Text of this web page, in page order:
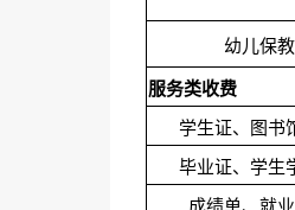
幼儿保
服务类收费
学生证、图书
毕业证、学生